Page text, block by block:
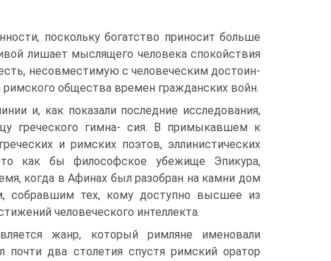
поскольку богат­ство приносит больше
лишает мыслящего человека спокойствия
несовместимую с человеческим достоин­
обще­ства времен гражданских войн.
и, как показа­ли последние исследования,
греческого гимна- сия. В примыкавшем к
и римских поэтов, эллинистических
как бы философс­кое убежище Эпикура,
когда в Афинах был разобран на камни дом
собравшим тех, кому доступно высшее из
человеческого интеллекта.
жанр, кото­рый римляне именовали
два столетия спустя римский оратор